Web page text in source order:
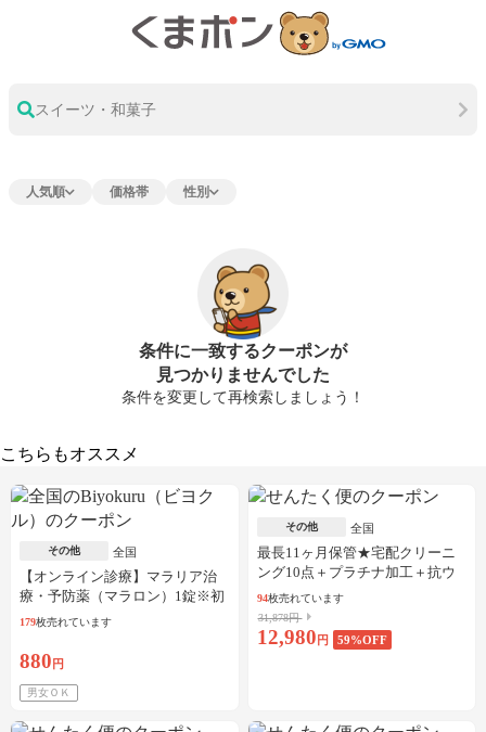
スイーツ・和菓子
人気順 価格帯 性別
条件に一致するクーポンが
見つかりませんでした
条件を変更して再検索しましょう！
こちらもオススメ
その他 全国
【オンライン診療】マラリア治
療・予防薬（マラロン）1錠※初
診料・送料込／30枚可
179枚売れています
880 円
男女ＯＫ
その他 全国
最長11ヶ月保管★宅配クリーニ
ング10点＋プラチナ加工＋抗ウ
イルス加工
94枚売れています
31,878円
12,980 円 59%OFF